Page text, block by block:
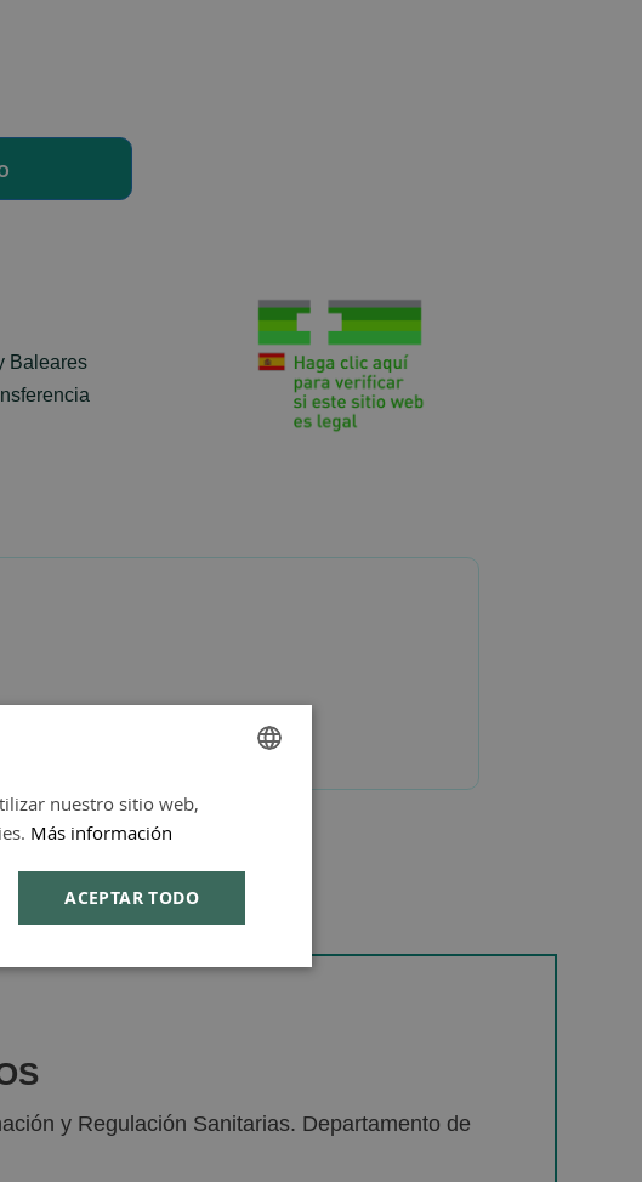
Baleares
y Regulación Sanitarias. Departamento de
nuestro sitio web,
Más información
ACEPTAR TODO